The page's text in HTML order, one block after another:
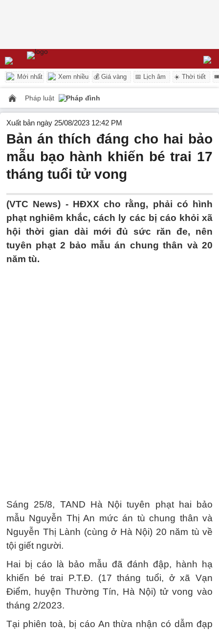
Mới nhất Xem nhiều 💰 Giá vàng 📅 Lịch âm ☀️ Thời tiết
Pháp luật Pháp đình
Xuất bản ngày 25/08/2023 12:42 PM
Bản án thích đáng cho hai bảo
mẫu bạo hành khiến bé trai 17
tháng tuổi tử vong
(VTC News) - HĐXX cho rằng, phải có hình
phạt nghiêm khắc, cách ly các bị cáo khỏi xã
hội thời gian dài mới đủ sức răn đe, nên
tuyên phạt 2 bảo mẫu án chung thân và 20
năm tù.
Sáng 25/8, TAND Hà Nội tuyên phạt hai bảo
mẫu Nguyễn Thị An mức án tù chung thân và
Nguyễn Thị Lành (cùng ở Hà Nội) 20 năm tù về
tội giết người.
Hai bị cáo là bảo mẫu đã đánh đập, hành hạ
khiến bé trai P.T.Đ. (17 tháng tuổi, ở xã Vạn
Điểm, huyện Thường Tín, Hà Nội) tử vong vào
tháng 2/2023.
Tại phiên toà, bị cáo An thừa nhận có dẫm đạp